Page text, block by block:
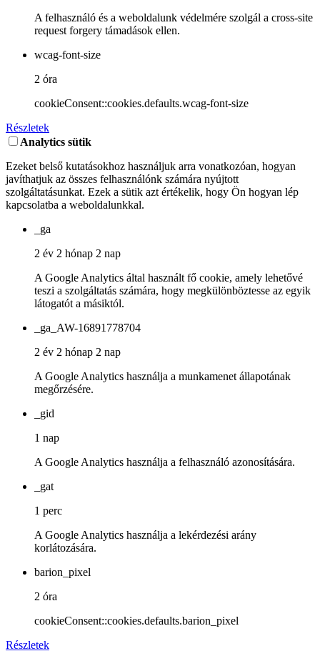
A felhasználó és a weboldalunk védelmére szolgál a cross-site
request forgery támadások ellen.
wcag-font-size
2 óra
cookieConsent::cookies.defaults.wcag-font-size
Részletek
Analytics sütik
Ezeket belső kutatásokhoz használjuk arra vonatkozóan, hogyan
javíthatjuk az összes felhasználónk számára nyújtott
szolgáltatásunkat. Ezek a sütik azt értékelik, hogy Ön hogyan lép
kapcsolatba a weboldalunkkal.
_ga
2 év 2 hónap 2 nap
A Google Analytics által használt fő cookie, amely lehetővé
teszi a szolgáltatás számára, hogy megkülönböztesse az egyik
látogatót a másiktól.
_ga_AW-16891778704
2 év 2 hónap 2 nap
A Google Analytics használja a munkamenet állapotának
megőrzésére.
_gid
1 nap
A Google Analytics használja a felhasználó azonosítására.
_gat
1 perc
A Google Analytics használja a lekérdezési arány
korlátozására.
barion_pixel
2 óra
cookieConsent::cookies.defaults.barion_pixel
Részletek